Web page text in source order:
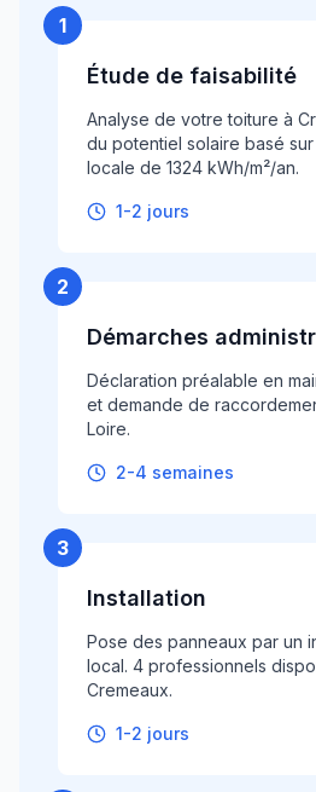
1
Étude de faisabilité
Analyse de votre toiture à
du potentiel solaire basé
locale de 1324 kWh/m²/an.
1-2 jours
2
Démarches
Déclaration préalable en
et demande de
Loire.
2-4 semaines
3
Installation
Pose des panneaux par un
local. 4 professionnels
Cremeaux.
1-2 jours